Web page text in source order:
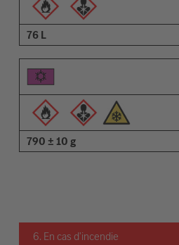
76 L
790 ± 10 g
6. En cas d'incendie